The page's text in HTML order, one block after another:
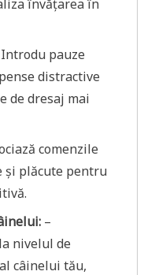
învățarea în
pauze
distractive
de dresaj mai
comenzile
și plăcute pentru
–
nivelul de
câinelui tău,